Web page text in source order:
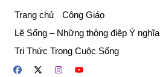
phần
dung
Trang chủ
Công Giáo
Lẽ Sống – Những thông điệp Ý nghĩa
Tri Thức Trong Cuộc Sống